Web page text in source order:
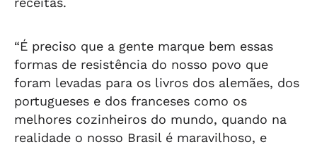
“É preciso que a gente marque bem essas
formas de resistência do nosso povo que
foram levadas para os livros dos alemães, dos
portugueses e dos franceses como os
melhores cozinheiros do mundo, quando na
realidade o nosso Brasil é maravilhoso, e